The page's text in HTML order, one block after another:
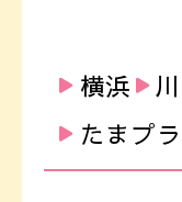
横浜
たまプ